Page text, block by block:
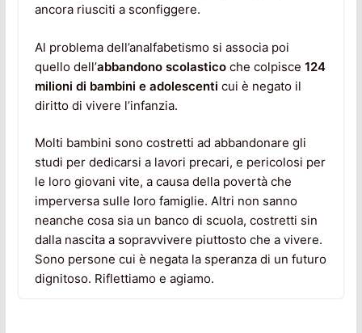
ancora riusciti a sconfiggere.
Al problema dell’analfabetismo si associa poi
quello dell’abbandono scolasticoche colpisce 124
milioni di bambini e adolescenti cui è negato il
diritto di vivere l’infanzia.
Molti bambini sono costretti ad abbandonare gli
studi per dedicarsi a lavori precari, e pericolosi per
le loro giovani vite, a causa della povertà che
imperversa sulle loro famiglie. Altri non sanno
neanche cosa sia un banco di scuola, costretti sin
dalla nascita a sopravvivere piuttosto che a vivere.
Sono persone cui è negata la speranza di un futuro
dignitoso. Riflettiamo e agiamo.